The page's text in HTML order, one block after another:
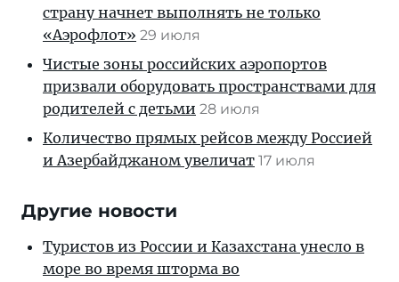
страну начнет выполнять не только
«Аэрофлот» 29 июля
Чистые зоны российских аэропортов
призвали оборудовать пространствами для
родителей с детьми 28 июля
Количество прямых рейсов между Россией
и Азербайджаном увеличат 17 июля
Другие новости
Туристов из России и Казахстана унесло в
море во время шторма во